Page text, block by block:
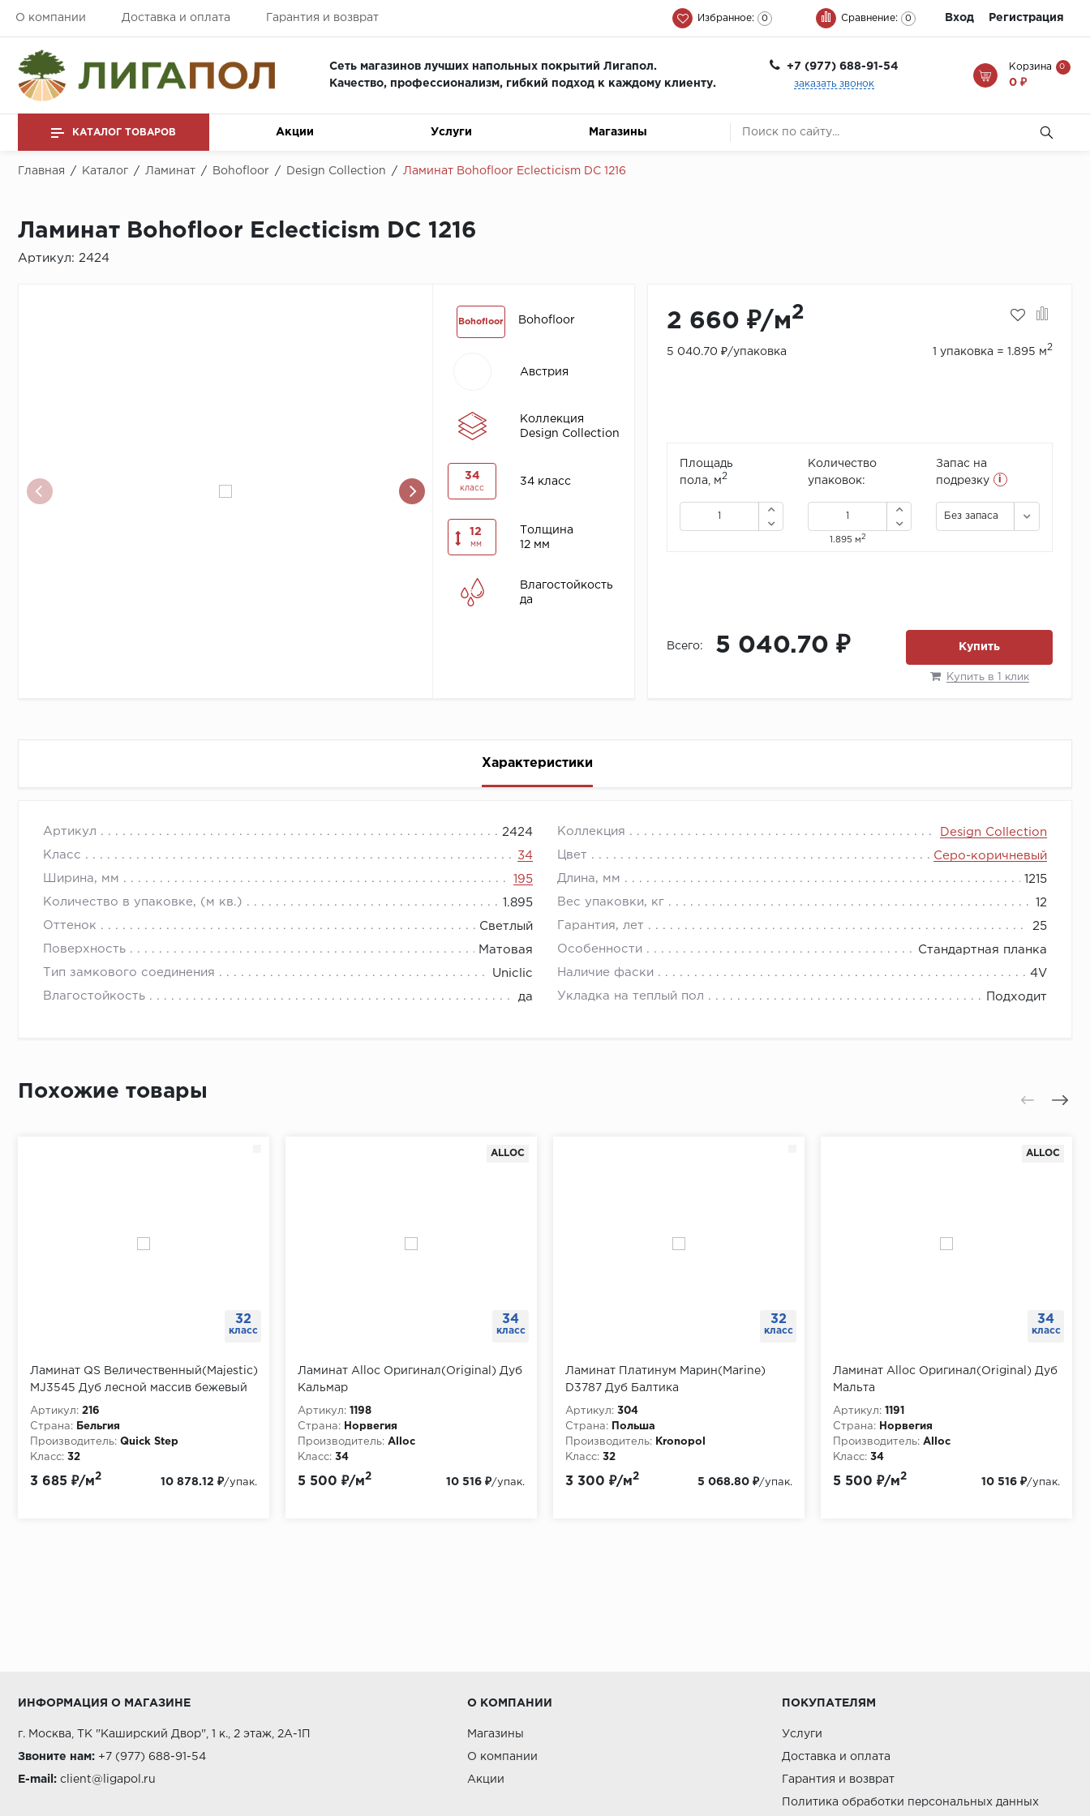
О компании Доставка и оплата Гарантия и возврат Избранное: 0 Сравнение: 0 Вход Регистрация
Сеть магазинов лучших напольных покрытий Лигапол.
Качество, профессионализм, гибкий подход к каждому клиенту.
+7 (977) 688-91-54
заказать звонок
Корзина 0
0 ₽
КАТАЛОГ ТОВАРОВ Акции Услуги Магазины
Главная / Каталог / Ламинат / Bohofloor / Design Collection / Ламинат Bohofloor Eclecticism DC 1216
Ламинат Bohofloor Eclecticism DC 1216
Артикул: 2424
Bohofloor Bohofloor
Австрия
Коллекция
Design Collection
34
класс
34 класс
12
мм
Толщина
12 мм
Влагостойкость
да
2 660 ₽/м2
5 040.70 ₽/упаковка 1 упаковка = 1.895 м2
Площадь
пола, м2
Количество
упаковок:
1.895 м2
Запас на
подрезку
i
Без запаса
Всего: 5 040.70 ₽ Купить
Купить в 1 клик
Характеристики
Артикул 2424 Коллекция Design Collection
Класс 34 Цвет Серо-коричневый
Ширина, мм 195 Длина, мм 1215
Количество в упаковке, (м кв.) 1.895 Вес упаковки, кг 12
Оттенок Светлый Гарантия, лет 25
Поверхность Матовая Особенности Стандартная планка
Тип замкового соединения Uniclic Наличие фаски 4V
Влагостойкость да Укладка на теплый пол Подходит
Похожие товары
32
класс
Ламинат QS Величественный(Majestic)
MJ3545 Дуб лесной массив бежевый
Артикул: 216
Страна:
Бельгия
Производитель: Quick Step
Класс: 32
Толщина, мм:
3 685 ₽/м2
10 878.12 ₽/упак.
34
класс
ALLOC
Ламинат Alloc Оригинал(Original) Дуб
Кальмар
Артикул: 1198
Страна:
Норвегия
Производитель: Alloc
Класс: 34
Толщина, мм:
5 500 ₽/м2
10 516 ₽/упак.
32
класс
Ламинат Платинум Марин(Marine)
D3787 Дуб Балтика
Артикул: 304
Страна:
Польша
Производитель:
Kronopol
Класс: 32
Толщина, мм:
3 300 ₽/м2
5 068.80 ₽/упак.
34
класс
ALLOC
Ламинат Alloc Оригинал(Original) Дуб
Мальта
Артикул: 1191
Страна:
Норвегия
Производитель: Alloc
Класс: 34
Толщина, мм:
5 500 ₽/м2
10 516 ₽/упак.
ИНФОРМАЦИЯ О МАГАЗИНЕ
г. Москва, ТК "Каширский Двор", 1 к., 2 этаж, 2А-1П
Звоните нам: +7 (977) 688-91-54
E-mail: client@ligapol.ru
О КОМПАНИИ
Магазины
О компании
Акции
ПОКУПАТЕЛЯМ
Услуги
Доставка и оплата
Гарантия и возврат
Политика обработки персональных данных